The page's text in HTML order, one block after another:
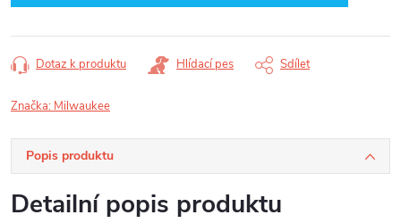
Dotaz k produktu Hlídací pes Sdílet
Značka: Milwaukee
Popis produktu
Detailní popis produktu